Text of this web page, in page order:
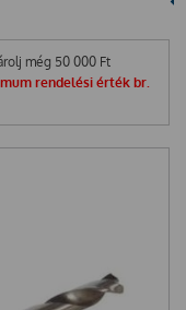
még 50 000 Ft
rendelési érték br.